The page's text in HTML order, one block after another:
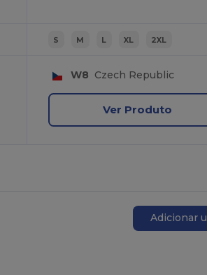
S M L XL 2XL
W8 Czech Republic
Ver Produto
Adicionar